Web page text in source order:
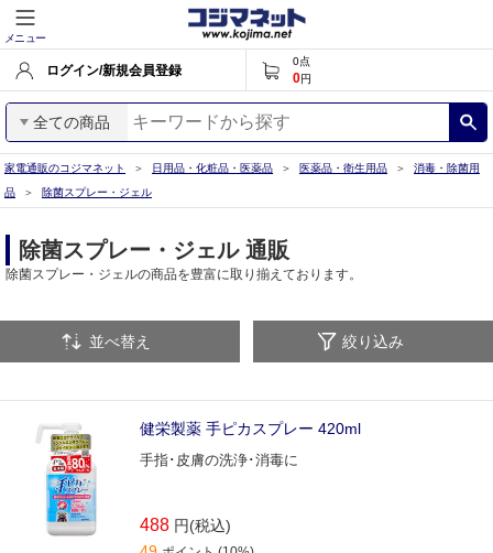
メニュー
ログイン/新規会員登録
0点
0円
全ての商品
家電通販のコジマネット 日用品・化粧品・医薬品 医薬品・衛生用品
消毒・除菌用
品
除菌スプレー・ジェル
除菌スプレー・ジェル 通販
除菌スプレー・ジェルの商品を豊富に取り揃えております。
並べ替え 絞り込み
健栄製薬 手ピカスプレー 420ml
手指･皮膚の洗浄･消毒に
488 円(税込)